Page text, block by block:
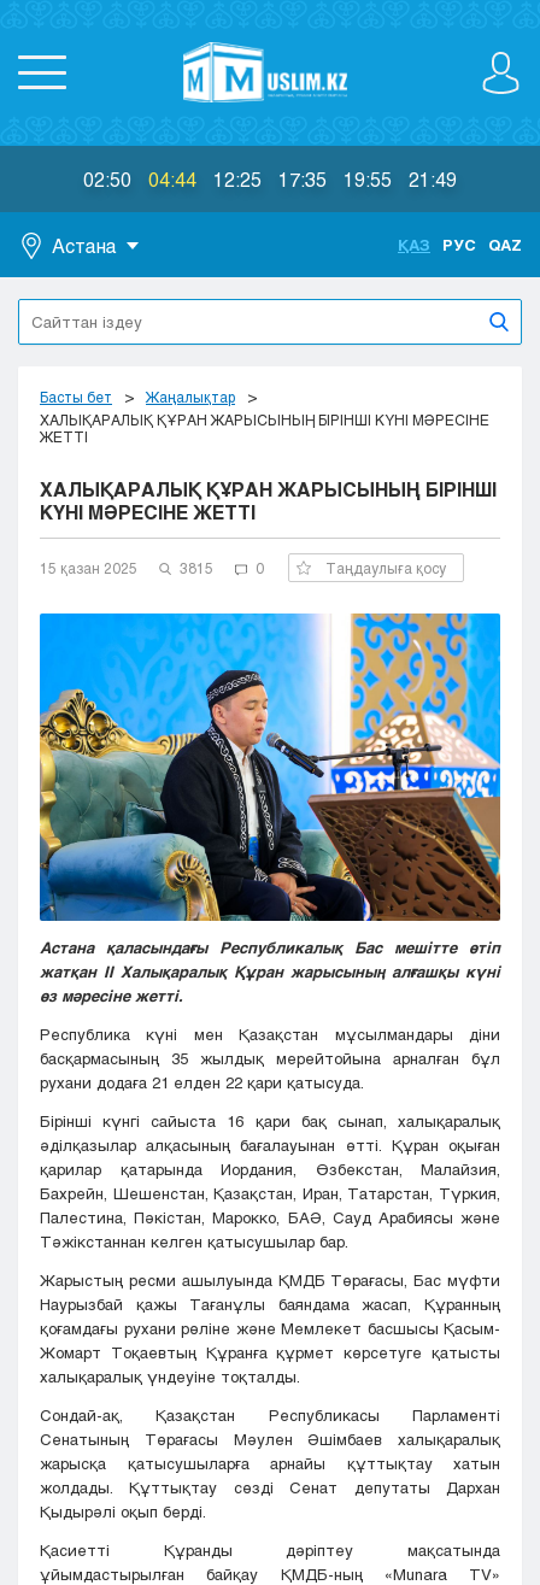
02:50 04:44 12:25 17:35 19:55 21:49
Астана
Астана
Алматы
Актобе
Атырау
Жезказган
Кокшетау
Костанай
Кызылорда
Петропавловск
Талдыкорган
Тараз
Туркестан
Уральск
Усть-Каменогорск
Шымкент
ҚАЗ РУС QAZ
Басты бет
Жаңалықтар
ХАЛЫҚАРАЛЫҚ ҚҰРАН ЖАРЫСЫНЫҢ БІРІНШІ КҮНІ МӘРЕСІНЕ
ЖЕТТІ
ХАЛЫҚАРАЛЫҚ ҚҰРАН ЖАРЫСЫНЫҢ БІРІНШІ
КҮНІ МӘРЕСІНЕ ЖЕТТІ
15 қазан 2025 3815 0 Таңдаулыға қосу
Астана қаласындағы Республикалық Бас мешітте өтіп
жатқан ІІ Халықаралық Құран жарысының алғашқы күні
өз мәресіне жетті.
Республика күні мен Қазақстан мұсылмандары діни
басқармасының 35 жылдық мерейтойына арналған бұл
рухани додаға 21 елден 22 қари қатысуда.
Бірінші күнгі сайыста 16 қари бақ сынап, халықаралық
әділқазылар алқасының бағалауынан өтті. Құран оқыған
қарилар қатарында Иордания, Өзбекстан, Малайзия,
Бахрейн, Шешенстан, Қазақстан, Иран, Татарстан, Түркия,
Палестина, Пәкістан, Марокко, БАӘ, Сауд Арабиясы және
Тәжікстаннан келген қатысушылар бар.
Жарыстың ресми ашылуында ҚМДБ Төрағасы, Бас мүфти
Наурызбай қажы Тағанұлы баяндама жасап, Құранның
қоғамдағы рухани рөліне және Мемлекет басшысы Қасым-
Жомарт Тоқаевтың Құранға құрмет көрсетуге қатысты
халықаралық үндеуіне тоқталды.
Сондай-ақ, Қазақстан Республикасы Парламенті
Сенатының Төрағасы Мәулен Әшімбаев халықаралық
жарысқа қатысушыларға арнайы құттықтау хатын
жолдады. Құттықтау сөзді Сенат депутаты Дархан
Қыдырәлі оқып берді.
Қасиетті Құранды дәріптеу мақсатында
ұйымдастырылған байқау ҚМДБ-ның «Munara TV»